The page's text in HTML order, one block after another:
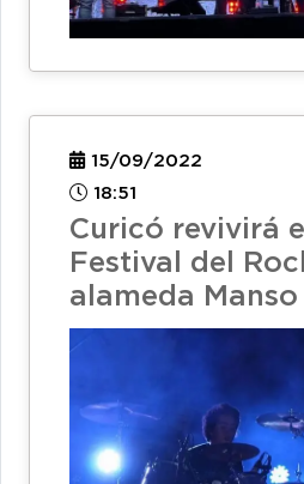
15/09/2022
18:51
Curicó revivirá
Festival del
alameda